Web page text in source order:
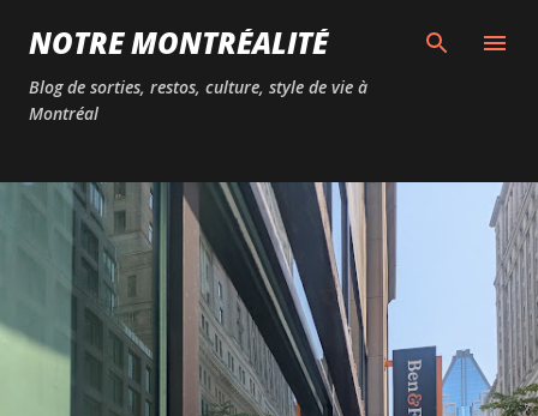
Passer au contenu principal
NOTRE MONTRÉALITÉ
Blog de sorties, restos, culture, style de vie à
Montréal